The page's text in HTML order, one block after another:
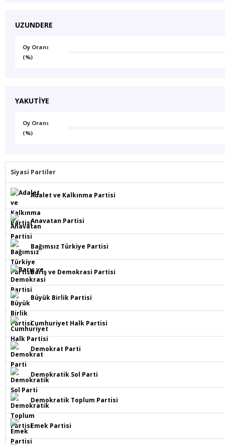
UZUNDERE
Oy Oranı
(%)
YAKUTİYE
Oy Oranı
(%)
Siyasi Partiler
Adalet ve Kalkınma Partisi
Anavatan Partisi
Bağımsız Türkiye Partisi
Barış ve Demokrasi Partisi
Büyük Birlik Partisi
Cumhuriyet Halk Partisi
Demokrat Parti
Demokratik Sol Parti
Demokratik Toplum Partisi
Emek Partisi